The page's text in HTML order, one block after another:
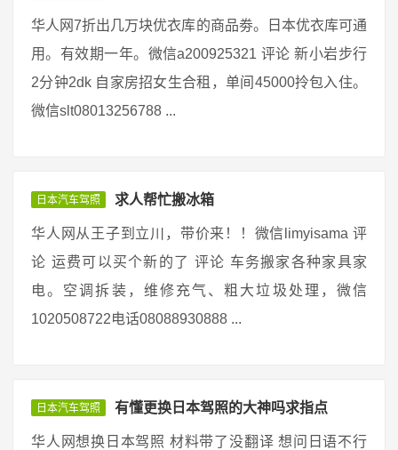
华人网7折出几万块优衣库的商品劵。日本优衣库可通
用。有效期一年。微信a200925321 评论 新小岩步行
2分钟2dk 自家房招女生合租，单间45000拎包入住。
微信slt08013256788 ...
日本汽车驾照 求人帮忙搬冰箱
华人网从王子到立川，带价来！！微信limyisama 评
论 运费可以买个新的了 评论 车务搬家各种家具家
电。空调拆装，维修充气、粗大垃圾处理，微信
1020508722电话08088930888 ...
日本汽车驾照 有懂更换日本驾照的大神吗求指点
华人网想换日本驾照 材料带了没翻译 想问日语不行